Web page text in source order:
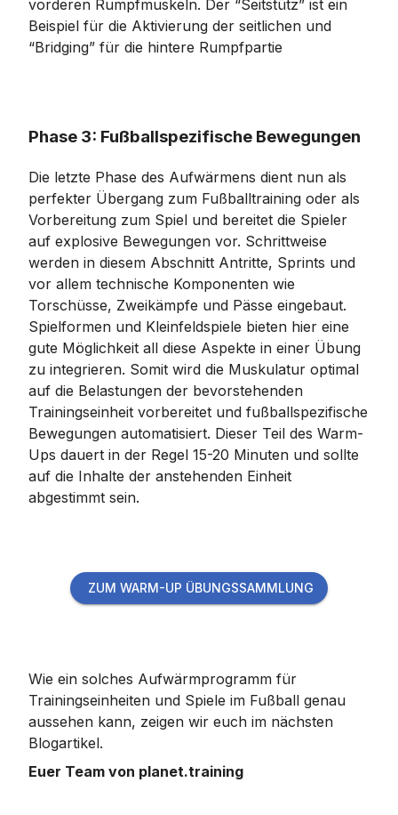
vorderen Rumpfmuskeln. Der “Seitstütz” ist ein
Beispiel für die Aktivierung der seitlichen und
“Bridging” für die hintere Rumpfpartie
Phase 3: Fußballspezifische Bewegungen
Die letzte Phase des Aufwärmens dient nun als
perfekter Übergang zum Fußballtraining oder als
Vorbereitung zum Spiel und bereitet die Spieler
auf explosive Bewegungen vor. Schrittweise
werden in diesem Abschnitt Antritte, Sprints und
vor allem technische Komponenten wie
Torschüsse, Zweikämpfe und Pässe eingebaut.
Spielformen und Kleinfeldspiele bieten hier eine
gute Möglichkeit all diese Aspekte in einer Übung
zu integrieren. Somit wird die Muskulatur optimal
auf die Belastungen der bevorstehenden
Trainingseinheit vorbereitet und fußballspezifische
Bewegungen automatisiert. Dieser Teil des Warm-
Ups dauert in der Regel 15-20 Minuten und sollte
auf die Inhalte der anstehenden Einheit
abgestimmt sein.
ZUM WARM-UP ÜBUNGSSAMMLUNG
Wie ein solches Aufwärmprogramm für
Trainingseinheiten und Spiele im Fußball genau
aussehen kann, zeigen wir euch im nächsten
Blogartikel.
Euer Team von planet.training